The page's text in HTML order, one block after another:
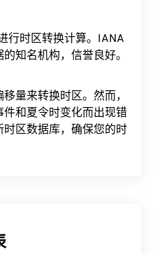
行时区转换计算。IANA
知名机构，信誉良好。
量来转换时区。然而，
和夏令时变化而出现错
区数据库，确保您的时